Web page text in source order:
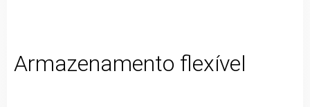
Armazenamento flexível